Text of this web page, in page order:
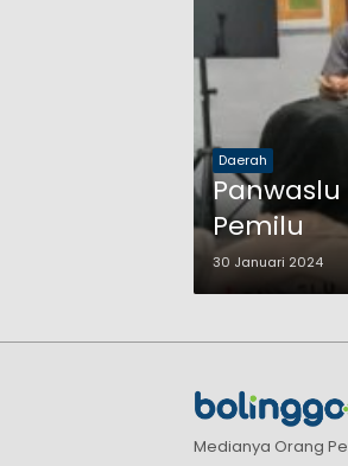
Daerah
Pemilu
30 Januari 2024
Medianya Orang